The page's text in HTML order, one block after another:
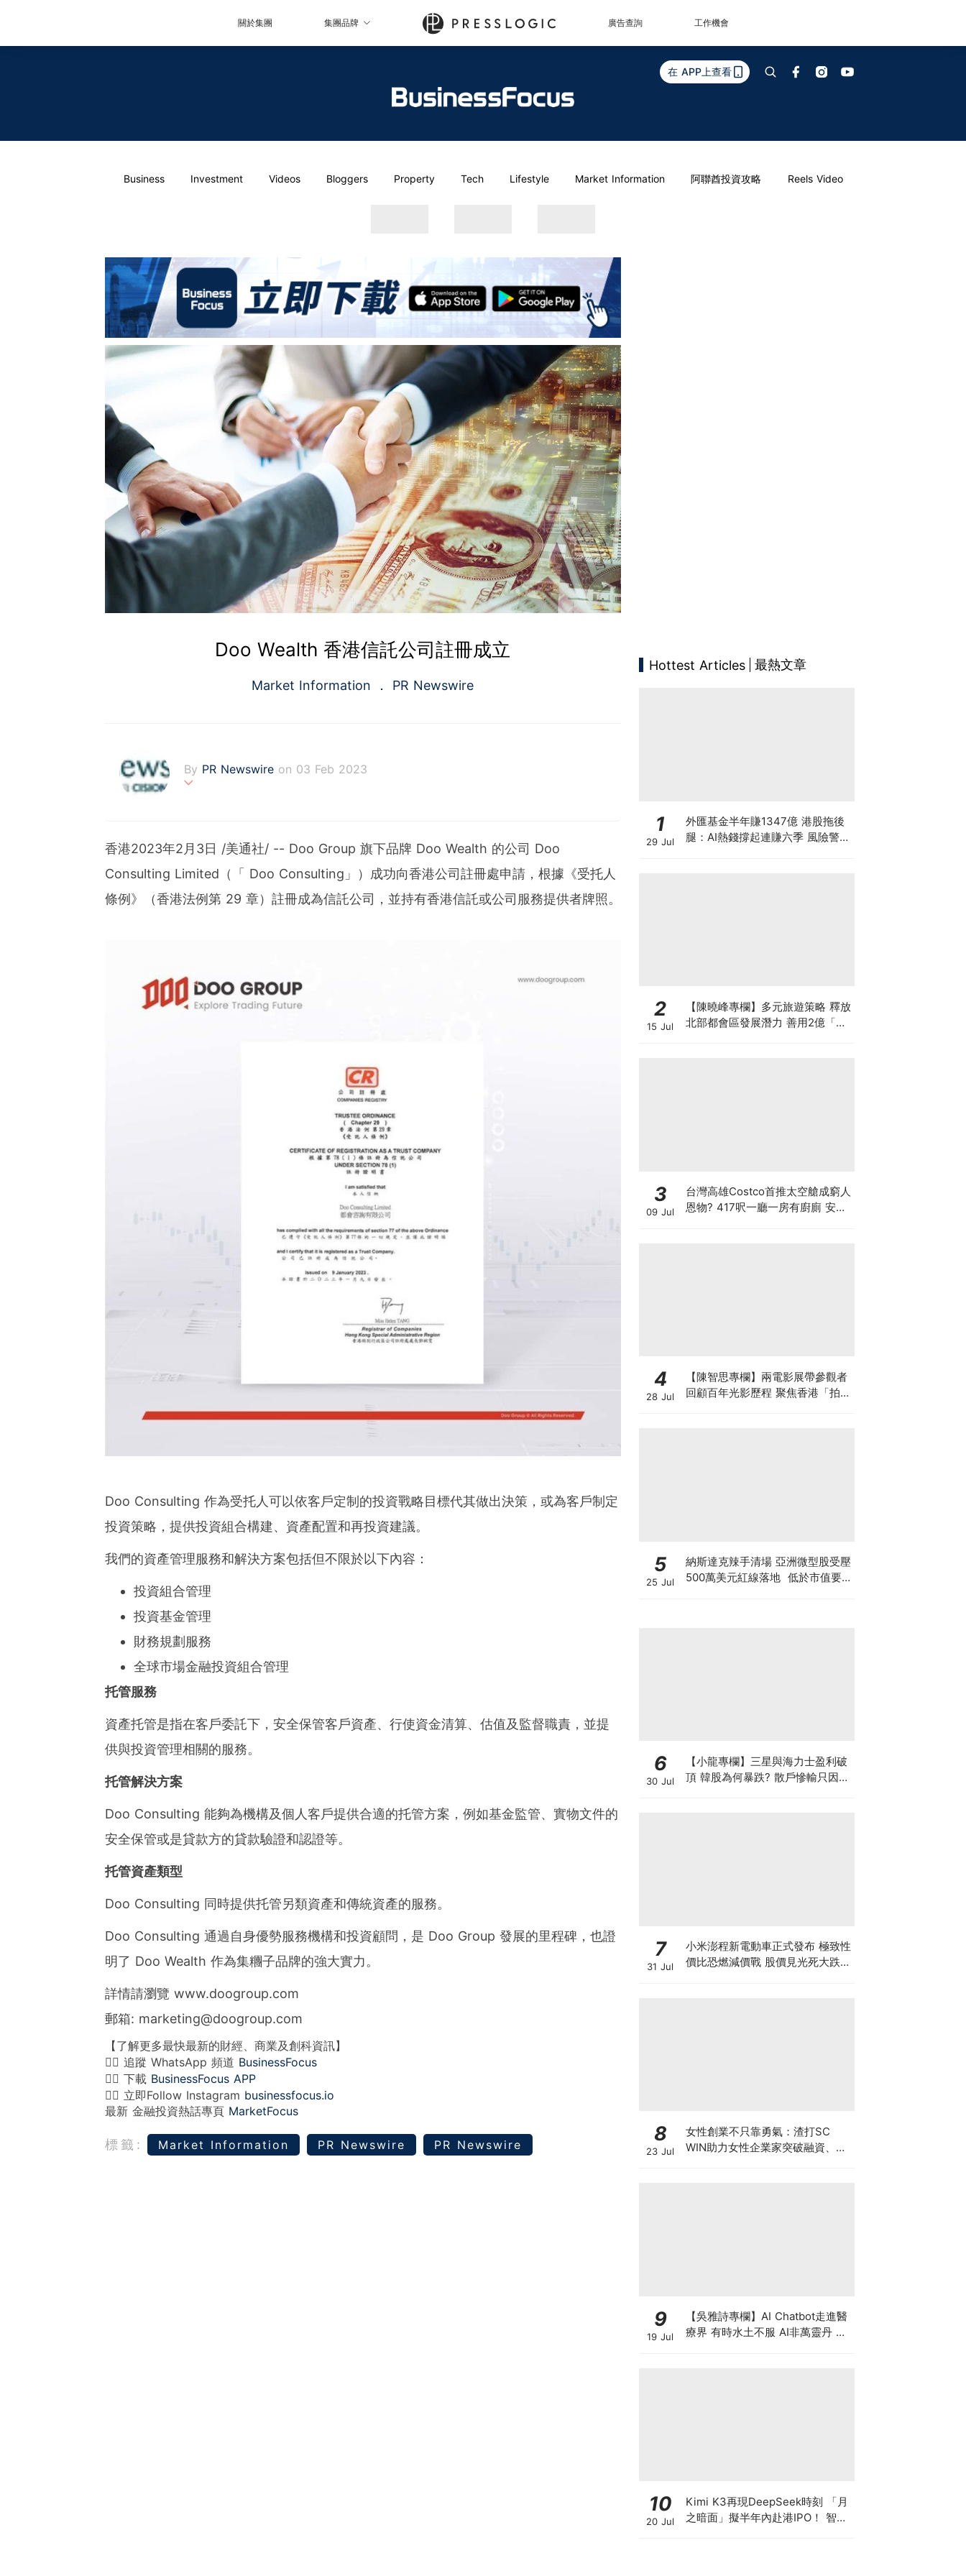
關於集團 集團品牌 廣告查詢 工作機會
在 APP上查看
Business Investment Videos Bloggers Property Tech Lifestyle Market Information 阿聯酋投資攻略 Reels Video
Doo Wealth 香港信託公司註冊成立
Market Information PR Newswire
By PR Newswire on 03 Feb 2023
marketers, corporate communicators and investor relations professionals le
verage to engage key audiences. Having pioneered the commercial news di
stribution industry since 1954, PR Newswire today provides end-to-end solu
tions to produce, distribute, target and measure text and multimedia conten
t across traditional, digital, mobile and social channels. Combining the worl
香港2023年2月3日 /美通社/ -- Doo Group 旗下品牌 Doo Wealth 的公司 Doo
Consulting Limited（「 Doo Consulting」）成功向香港公司註冊處申請，根據《受托人
條例》（香港法例第 29 章）註冊成為信託公司，並持有香港信託或公司服務提供者牌照。
Doo Consulting 作為受托人可以依客戶定制的投資戰略目標代其做出決策，或為客戶制定
投資策略，提供投資組合構建、資產配置和再投資建議。
我們的資產管理服務和解決方案包括但不限於以下內容：
投資組合管理
投資基金管理
財務規劃服務
全球市場金融投資組合管理
托管服務
資產托管是指在客戶委託下，安全保管客戶資產、行使資金清算、估值及監督職責，並提
供與投資管理相關的服務。
托管解決方案
Doo Consulting 能夠為機構及個人客戶提供合適的托管方案，例如基金監管、實物文件的
安全保管或是貸款方的貸款驗證和認證等。
托管資產類型
Doo Consulting 同時提供托管另類資產和傳統資產的服務。
Doo Consulting 通過自身優勢服務機構和投資顧問，是 Doo Group 發展的里程碑，也證
明了 Doo Wealth 作為集糰子品牌的強大實力。
詳情請瀏覽 www.doogroup.com
郵箱: marketing@doogroup.com
【了解更多最快最新的財經、商業及創科資訊】
👉🏻 追蹤 WhatsApp 頻道 BusinessFocus
👉🏻 下載 BusinessFocus APP
👉🏻 立即Follow Instagram businessfocus.io
最新 金融投資熱話專頁 MarketFocus
標籤: Market Information PR Newswire PR Newswire
Hottest Articles 最熱文章
1
29 Jul
外匯基金半年賺1347億 港股拖後
腿：AI熱錢撐起連賺六季 風險警示
2
15 Jul
【陳曉峰專欄】多元旅遊策略 釋放
北部都會區發展潛力 善用2億「北
3
09 Jul
台灣高雄Costco首推太空艙成窮人
恩物? 417呎一廳一房有廚廁 安樂
4
28 Jul
【陳智思專欄】兩電影展帶參觀者
回顧百年光影歷程 聚焦香港「拍住
5
25 Jul
納斯達克辣手清場 亞洲微型股受壓
500萬美元紅線落地 低於市值要
6
30 Jul
【小龍專欄】三星與海力士盈利破
頂 韓股為何暴跌? 散戶慘輸只因忽
7
31 Jul
小米澎程新電動車正式發布 極致性
價比恐燃減價戰 股價見光死大跌
8
23 Jul
女性創業不只靠勇氣：渣打SC
WIN助力女性企業家突破融資、網
9
19 Jul
【吳雅詩專欄】AI Chatbot走進醫
療界 有時水土不服 AI非萬靈丹 是
10
20 Jul
Kimi K3再現DeepSeek時刻 「月
之暗面」擬半年內赴港IPO！ 智譜